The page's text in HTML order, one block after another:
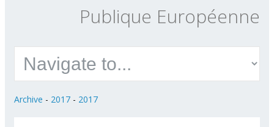
Publique Européenne
Archive - 2017 - 2017